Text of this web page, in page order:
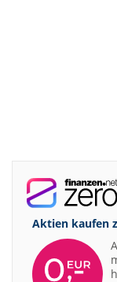
Aktien kaufen